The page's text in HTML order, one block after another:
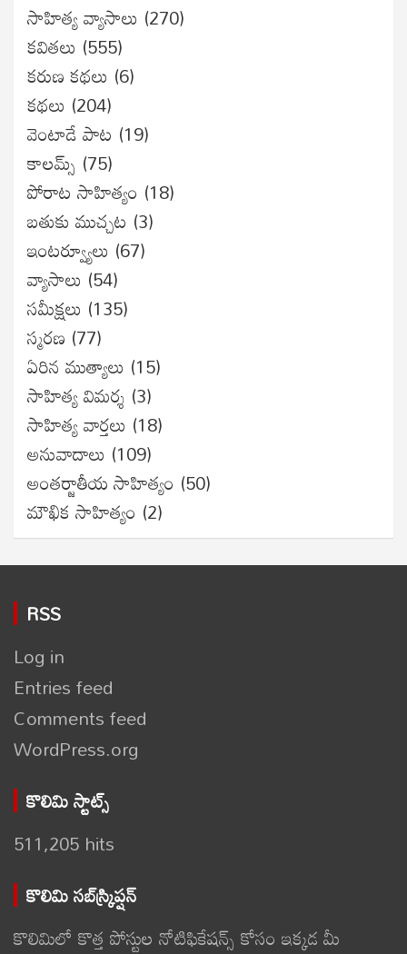
సాహిత్య వ్యాసాలు (270)
కవితలు (555)
కరుణ కథలు (6)
కథలు (204)
వెంటాడే పాట (19)
కాలమ్స్ (75)
పోరాట సాహిత్యం (18)
బతుకు ముచ్చట (3)
ఇంటర్వ్యూలు (67)
వ్యాసాలు (54)
సమీక్షలు (135)
స్మరణ (77)
ఏరిన ముత్యాలు (15)
సాహిత్య విమర్శ (3)
సాహిత్య వార్తలు (18)
అనువాదాలు (109)
అంతర్జాతీయ సాహిత్యం (50)
మౌఖిక సాహిత్యం (2)
RSS
Log in
Entries feed
Comments feed
WordPress.org
కొలిమి స్టాట్స్
511,205 hits
కొలిమి సబ్‌స్క్రిప్షన్
కొలిమిలో కొత్త పోస్టుల నోటిఫికేషన్స్ కోసం ఇక్కడ మీ